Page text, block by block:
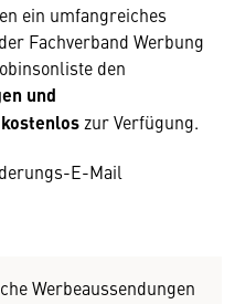
ein umfangreiches
Fachverband Werbung
den
und
zur Verfügung.
E-Mail
Werbeaussendungen